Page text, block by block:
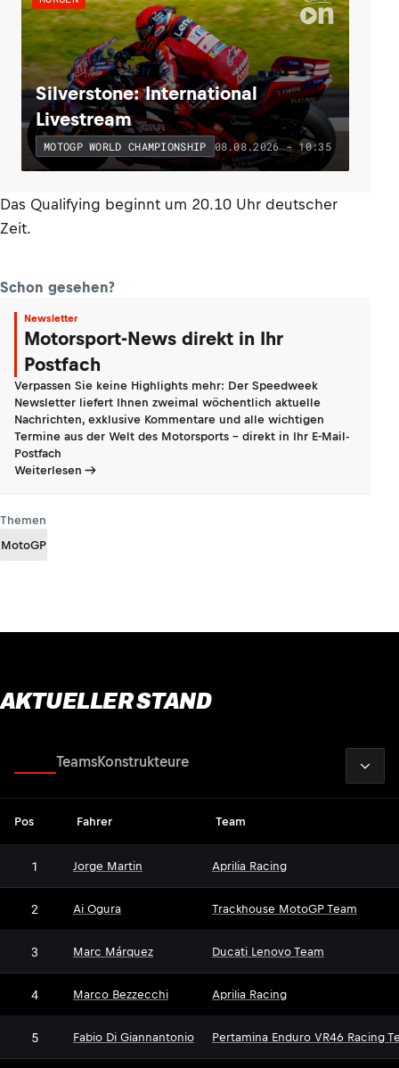
Silverstone: International
Livestream
MOTOGP WORLD CHAMPIONSHIP 08.08.2026 - 10:35
Das Qualifying beginnt um 20.10 Uhr deutscher
Zeit.
Schon gesehen?
Newsletter
Motorsport-News direkt in Ihr
Postfach
Verpassen Sie keine Highlights mehr: Der Speedweek
Newsletter liefert Ihnen zweimal wöchentlich aktuelle
Nachrichten, exklusive Kommentare und alle wichtigen
Termine aus der Welt des Motorsports - direkt in Ihr E-Mail-
Postfach
Weiterlesen
Themen
MotoGP
AKTUELLER STAND
TeamsKonstrukteure
Pos Fahrer Team
1 Jorge Martin Aprilia Racing
2 Ai Ogura Trackhouse MotoGP Team
3 Marc Márquez Ducati Lenovo Team
4 Marco Bezzecchi Aprilia Racing
5 Fabio Di Giannantonio Pertamina Enduro VR46 Racing